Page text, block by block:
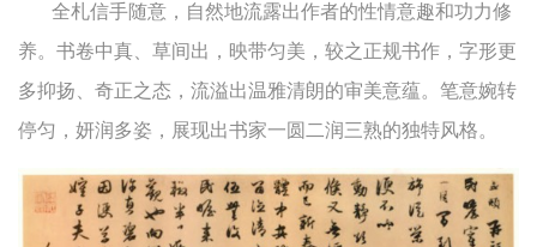
全札信手随意，自然地流露出作者的性情意趣和功力修
养。书卷中真、草间出，映带匀美，较之正规书作，字形更
多抑扬、奇正之态，流溢出温雅清朗的审美意蕴。笔意婉转
停匀，妍润多姿，展现出书家一圆二润三熟的独特风格。